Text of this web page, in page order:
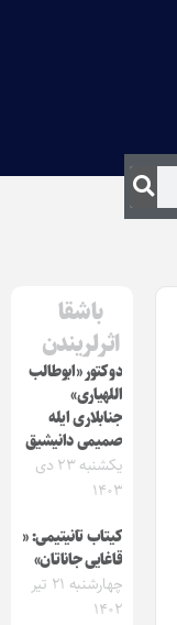
باشقا
اثرلریندن
دوکتور «ابوطالب
اللهیاری»
جنابلاری ایله
صمیمی دانیشیق
یکشنبه ۲۳ دی
۱۴۰۳
کیتاب تانیتیمی: «
قاغایی جاناتان»
چهارشنبه ۲۱ تیر
۱۴۰۲